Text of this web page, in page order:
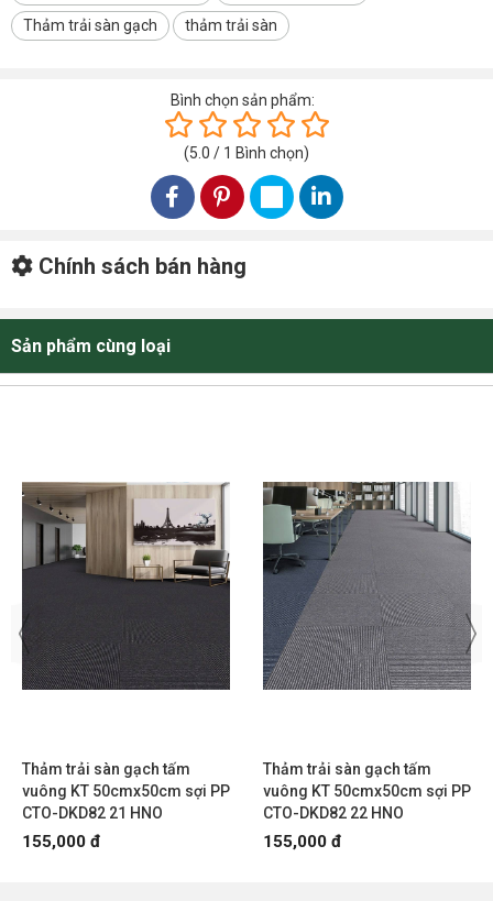
Thảm trải sàn gạch
thảm trải sàn
Bình chọn sản phẩm:
(5.0 / 1 Bình chọn)
Chính sách bán hàng
Sản phẩm cùng loại
Thảm trải sàn gạch tấm
vuông KT 50cmx50cm sợi PP
CTO-DKD82 21 HNO
155,000 đ
Thảm trải sàn gạch tấm
vuông KT 50cmx50cm sợi PP
CTO-DKD82 22 HNO
155,000 đ